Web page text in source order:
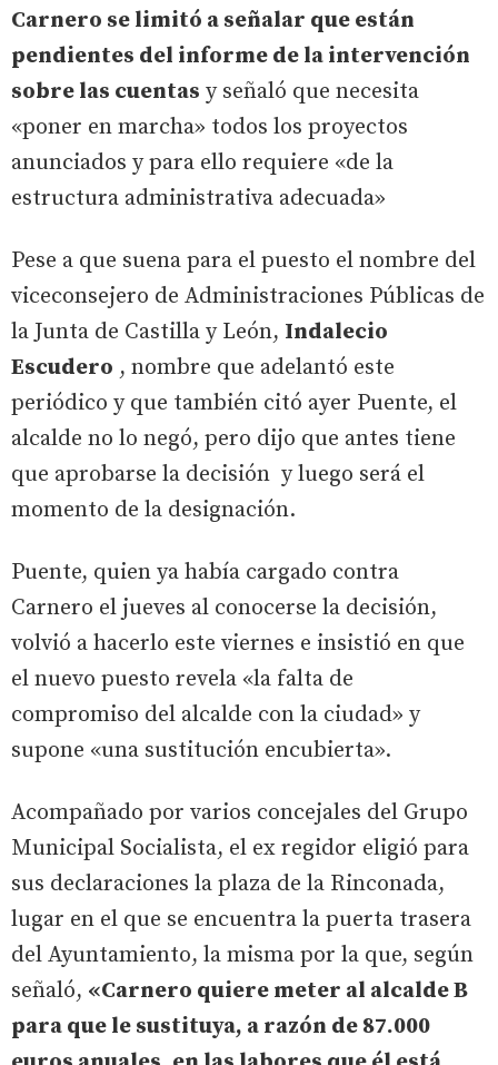
Carnero se limitó a señalar que están
pendientes del informe de la intervención
sobre las cuentas y señaló que necesita
«poner en marcha» todos los proyectos
anunciados y para ello requiere «de la
estructura administrativa adecuada»
Pese a que suena para el puesto el nombre del
viceconsejero de Administraciones Públicas de
la Junta de Castilla y León, Indalecio
Escudero , nombre que adelantó este
periódico y que también citó ayer Puente, el
alcalde no lo negó, pero dijo que antes tiene
que aprobarse la decisión y luego será el
momento de la designación.
Puente, quien ya había cargado contra
Carnero el jueves al conocerse la decisión,
volvió a hacerlo este viernes e insistió en que
el nuevo puesto revela «la falta de
compromiso del alcalde con la ciudad» y
supone «una sustitución encubierta».
Acompañado por varios concejales del Grupo
Municipal Socialista, el ex regidor eligió para
sus declaraciones la plaza de la Rinconada,
lugar en el que se encuentra la puerta trasera
del Ayuntamiento, la misma por la que, según
señaló, «Carnero quiere meter al alcalde B
para que le sustituya, a razón de 87.000